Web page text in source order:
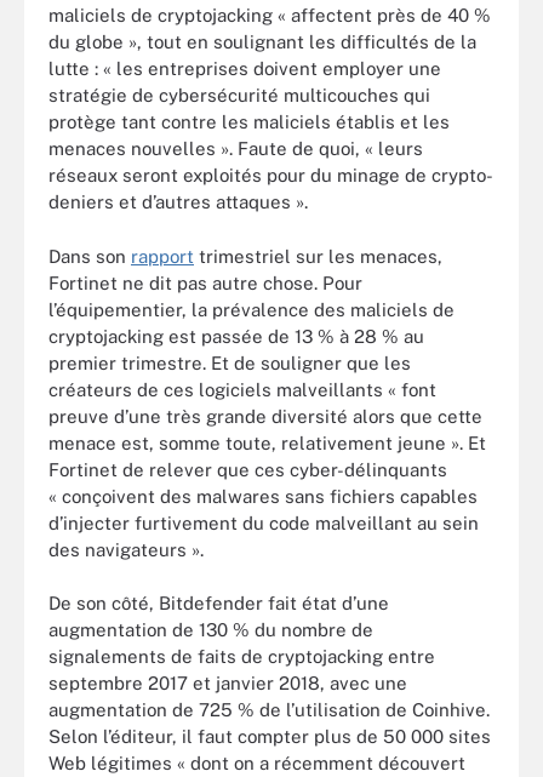
maliciels de cryptojacking « affectent près de 40 %
du globe », tout en soulignant les difficultés de la
lutte : « les entreprises doivent employer une
stratégie de cybersécurité multicouches qui
protège tant contre les maliciels établis et les
menaces nouvelles ». Faute de quoi, « leurs
réseaux seront exploités pour du minage de crypto-
deniers et d’autres attaques ».
Dans son rapport trimestriel sur les menaces,
Fortinet ne dit pas autre chose. Pour
l’équipementier, la prévalence des maliciels de
cryptojacking est passée de 13 % à 28 % au
premier trimestre. Et de souligner que les
créateurs de ces logiciels malveillants « font
preuve d’une très grande diversité alors que cette
menace est, somme toute, relativement jeune ». Et
Fortinet de relever que ces cyber-délinquants
« conçoivent des malwares sans fichiers capables
d’injecter furtivement du code malveillant au sein
des navigateurs ».
De son côté, Bitdefender fait état d’une
augmentation de 130 % du nombre de
signalements de faits de cryptojacking entre
septembre 2017 et janvier 2018, avec une
augmentation de 725 % de l’utilisation de Coinhive.
Selon l’éditeur, il faut compter plus de 50 000 sites
Web légitimes « dont on a récemment découvert